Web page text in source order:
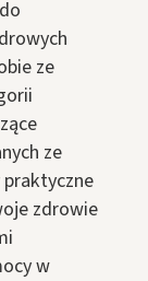
ze
ze
zdrowie
w